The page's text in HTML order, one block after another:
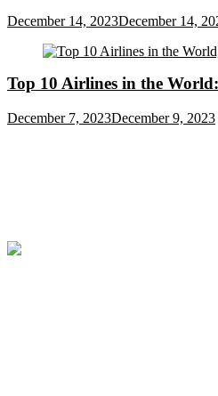
December 14, 2023December 14,
Top 10 Airlines in the World:
December 7, 2023December 9, 2023